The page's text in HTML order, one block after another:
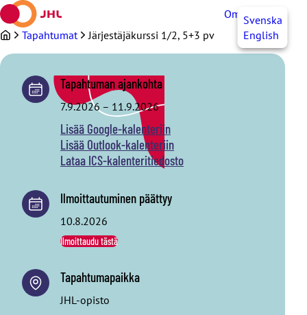
Siirry
sisältöön
OmaJHLSvenska
English
Tapahtumat Järjestäjäkurssi 1/2, 5+3 pv
Tapahtuman ajankohta
7.9.2026 – 11.9.2026
Lisää Google-kalenteriin
Lisää Outlook-kalenteriin
Lataa ICS-kalenteritiedosto
Ilmoittautuminen päättyy
10.8.2026
Ilmoittaudu tästä
Tapahtumapaikka
JHL-opisto